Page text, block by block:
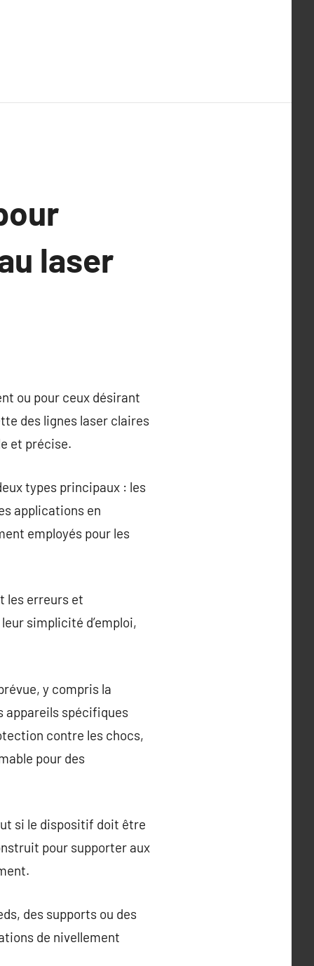
laser
ou pour ceux désirant
des lignes laser claires
et précise.
types principaux : les
applications en
employés pour les
les erreurs et
simplicité d’emploi,
y compris la
appareils spécifiques
contre les chocs,
pour des
si le dispositif doit être
pour supporter aux
des supports ou des
de nivellement